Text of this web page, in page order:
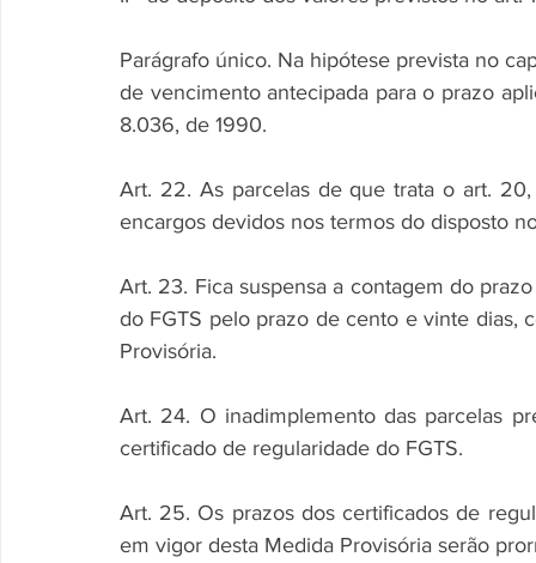
Parágrafo único. Na hipótese prevista no
de vencimento antecipada para o prazo
8.036, de 1990.
Art. 22. As parcelas de que trata o art.
encargos devidos nos termos do disposto
Art. 23. Fica suspensa a contagem do
do FGTS pelo prazo de cento e vinte dias,
Provisória.
Art. 24. O inadimplemento das parcelas
certificado de regularidade do FGTS.
Art. 25. Os prazos dos certificados de
em vigor desta Medida Provisória serão